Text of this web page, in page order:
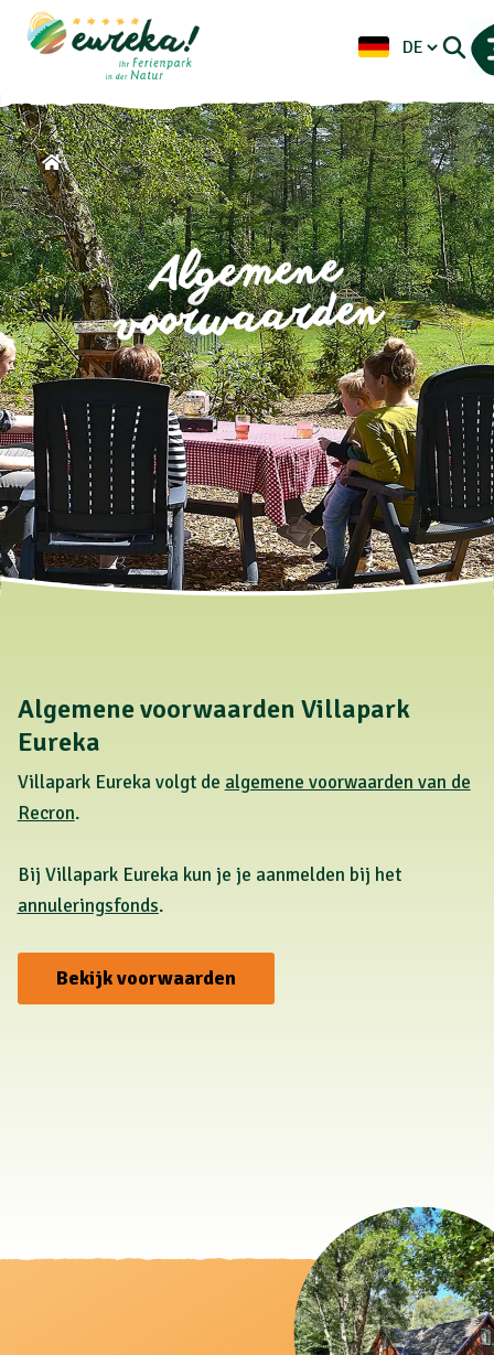
Algemene
voorwaarden
Algemene voorwaarden Villapark
Eureka
Villapark Eureka volgt de algemene voorwaarden van de
Recron.
Bij Villapark Eureka kun je je aanmelden bij het
annuleringsfonds.
Bekijk voorwaarden